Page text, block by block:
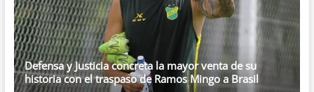
Defensa y Justicia concreta la mayor venta de su
historia con el traspaso de Ramos Mingo a Brasil